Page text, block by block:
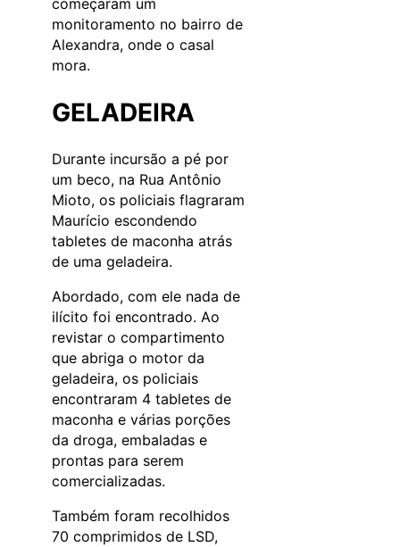
monitoramento no bairro de
Alexandra, onde o casal
mora.
GELADEIRA
Durante incursão a pé por
um beco, na Rua Antônio
Mioto, os policiais flagraram
Maurício escondendo
tabletes de maconha atrás
de uma geladeira.
Abordado, com ele nada de
ilícito foi encontrado. Ao
revistar o compartimento
que abriga o motor da
geladeira, os policiais
encontraram 4 tabletes de
maconha e várias porções
da droga, embaladas e
prontas para serem
comercializadas.
Também foram recolhidos
70 comprimidos de LSD,